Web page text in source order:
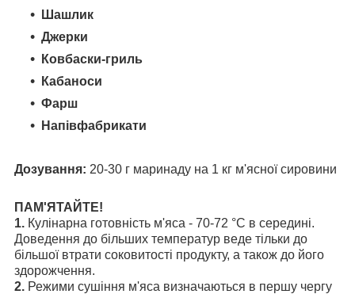
Шашлик
Джерки
Ковбаски-гриль
Кабаноси
Фарш
Напівфабрикати
Дозування: 20-30 г маринаду на 1 кг м'ясної сировини
ПАМ'ЯТАЙТЕ!
1. Кулінарна готовність м'яса - 70-72 °С в середині.
Доведення до більших температур веде тільки до
більшої втрати соковитості продукту, а також до його
здорожчення.
2. Режими сушіння м'яса визначаються в першу чергу